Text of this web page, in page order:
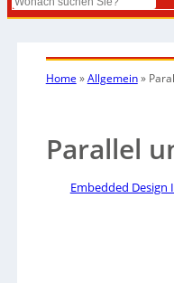
Home »Allgemein»
Parallel
Embedded Design